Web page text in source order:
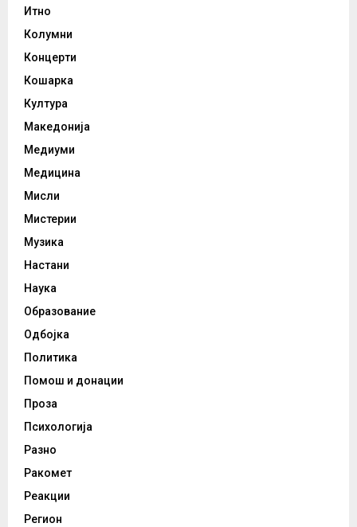
Итно
Колумни
Концерти
Кошарка
Култура
Македонија
Медиуми
Медицина
Мисли
Мистерии
Музика
Настани
Наука
Образование
Одбојка
Политика
Помош и донации
Проза
Психологија
Разно
Ракомет
Реакции
Регион